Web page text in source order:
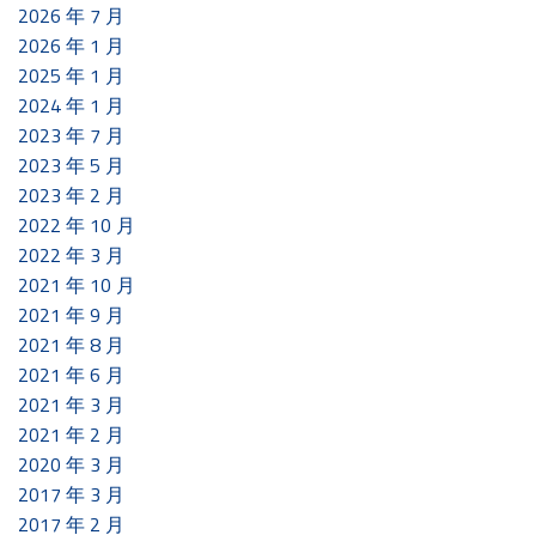
2026 年 7 月
2026 年 1 月
2025 年 1 月
2024 年 1 月
2023 年 7 月
2023 年 5 月
2023 年 2 月
2022 年 10 月
2022 年 3 月
2021 年 10 月
2021 年 9 月
2021 年 8 月
2021 年 6 月
2021 年 3 月
2021 年 2 月
2020 年 3 月
2017 年 3 月
2017 年 2 月